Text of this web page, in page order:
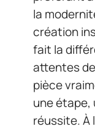
la
création
fait la
attentes
pièce
une étape,
réussite. À